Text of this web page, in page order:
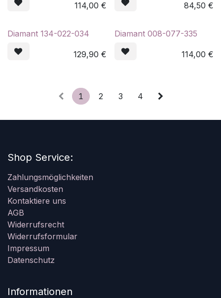
114,00 € 84,50 €
Diamant 134-022-034
129,90 €
Diamant 008-077-335
114,00 €
1 2 3 4
Shop Service:
Zahlungsmöglichkeiten
Versandkosten
Kontaktiere uns
AGB
Widerrufsrecht
Widerrufsformular
Impressum
Datenschutz
Informationen